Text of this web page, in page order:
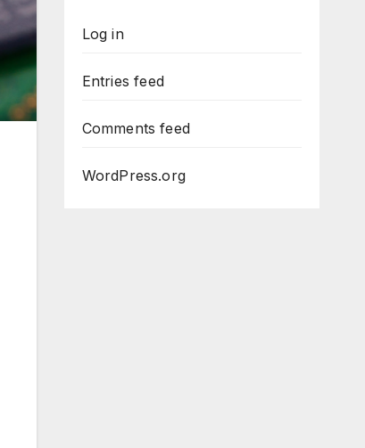
Log in
Entries feed
Comments feed
WordPress.org